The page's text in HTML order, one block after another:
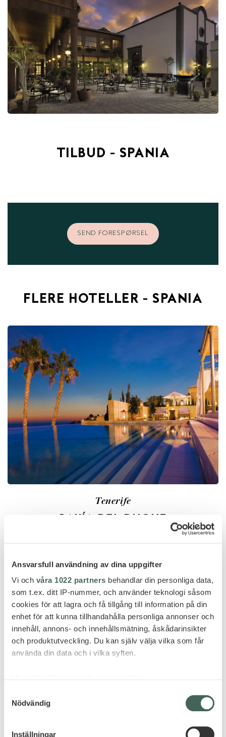
Ansvarsfull användning av dina uppgifter
Vi och våra 1022 partners behandlar din personliga data,
som t.ex. ditt IP-nummer, och använder teknologi såsom
cookies för att lagra och få tillgång till information på din
enhet för att kunna tillhandahålla personliga annonser och
innehåll, annons- och innehållsmätning, åskådarinsikter
och produktutveckling. Du kan själv välja vilka som får
använda din data och i vilka syften.
som kan ha en noggrannhet på upp till flera meter
Nödvändig
Inställningar
TILBUD - SPANIA
SEND FORESPØRSEL
FLERE HOTELLER - SPANIA
Tenerife